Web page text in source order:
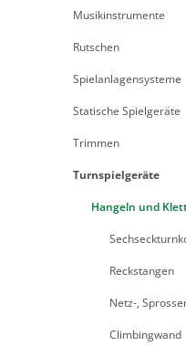
Musikinstrumente
Rutschen
Spielanlagensysteme
Statische Spielgeräte
Trimmen
Turnspielgeräte
Hangeln und
Reckstangen
Netz-,
Climbingwand